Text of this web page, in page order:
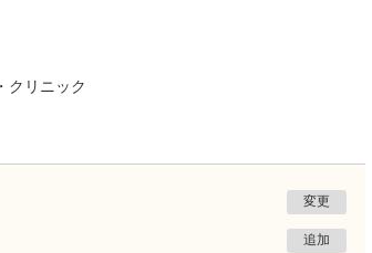
クリニック
変更
追加